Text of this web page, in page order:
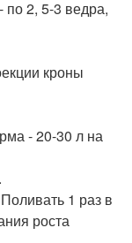
по 2, 5-3 ведра,
кроны
- 20-30 л на
1 раз в
роста